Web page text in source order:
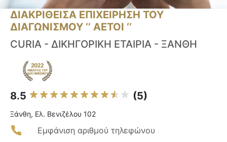
ΔΙΑΚΡΙΘΕΙΣΑ ΕΠΙΧΕΙΡΗΣΗ ΤΟΥ
ΔΙΑΓΩΝΙΣΜΟΥ ‘’ ΑΕΤΟΙ ‘’
CURIA - ΔΙΚΗΓΟΡΙΚΗ ΕΤΑΙΡΙΑ - ΞΑΝΘΗ
8.5 (5)
Ξάνθη, Ελ. Βενιζέλου 102
Εμφάνιση αριθμού τηλεφώνου